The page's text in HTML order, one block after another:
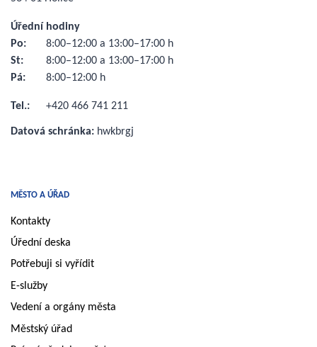
MĚSTO A ÚŘAD
Kontakty
Úřední deska
Potřebuji si vyřídit
E-služby
Vedení a orgány města
Městský úřad
Úřední hodiny
Po:
8:00–12:00 a 13:00–17:00 h
St:
8:00–12:00 a 13:00–17:00 h
Pá:
8:00–12:00 h
Tel.: +420 466 741 211
Datová schránka: hwkbrgj